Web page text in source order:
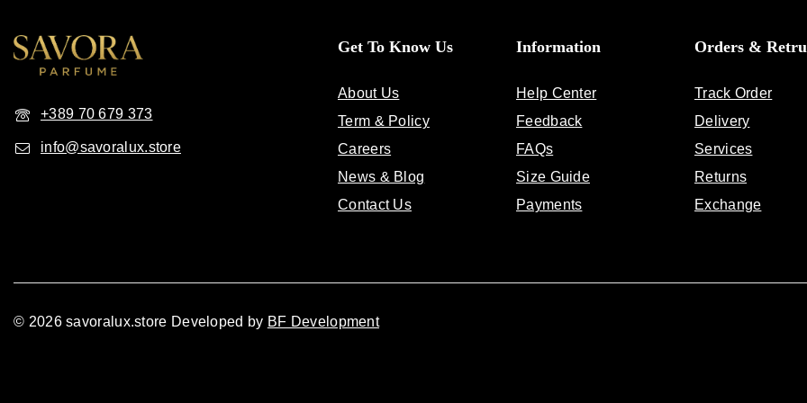
+389 70 679 373
info@savoralux.store
Get To Know Us
About Us
Term & Policy
Careers
News & Blog
Contact Us
Information
Help Center
Feedback
FAQs
Size Guide
Payments
Orders &
Track Order
Delivery
Services
Returns
Exchange
© 2026 savoralux.store Developed by BF Development